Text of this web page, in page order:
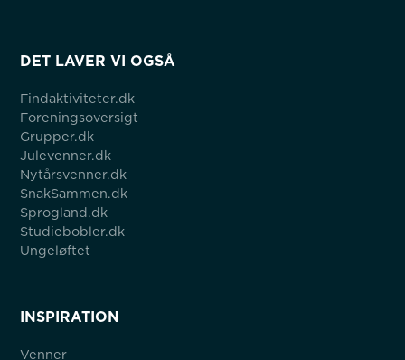
DET LAVER VI OGSÅ
Findaktiviteter.dk
Foreningsoversigt
Grupper.dk
Julevenner.dk
Nytårsvenner.dk
SnakSammen.dk
Sprogland.dk
Studiebobler.dk
Ungeløftet
INSPIRATION
Venner